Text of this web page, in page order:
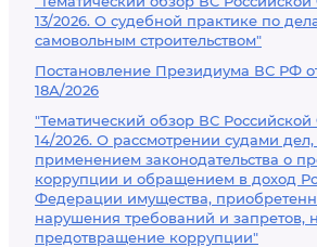
13/2026. О судебной практике по
самовольным строительством"
Постановление Президиума ВС РФ
18А/2026
"Тематический обзор ВС
14/2026. О рассмотрении судами
применением законодательства о
коррупции и обращением в доход
Федерации имущества,
нарушения требований и запретов,
предотвращение коррупции"